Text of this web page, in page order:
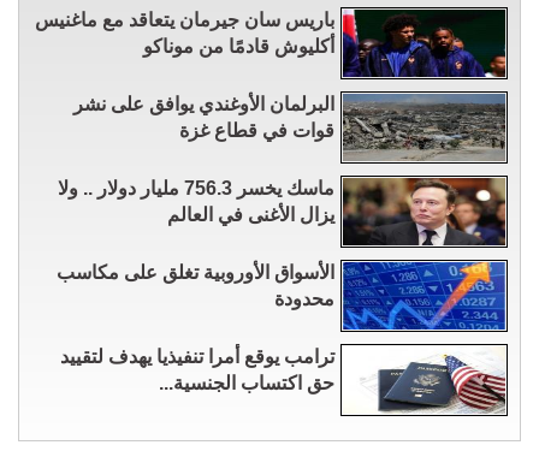
باريس سان جيرمان يتعاقد مع ماغنيس
أكليوش قادمًا من موناكو
البرلمان الأوغندي يوافق على نشر
قوات في قطاع غزة
ماسك يخسر 756.3 مليار دولار .. ولا
يزال الأغنى في العالم
الأسواق الأوروبية تغلق على مكاسب
محدودة
ترامب يوقع أمرا تنفيذيا يهدف لتقييد
حق اكتساب الجنسية...